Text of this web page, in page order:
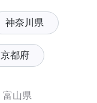
神奈川県
京都府
富山県